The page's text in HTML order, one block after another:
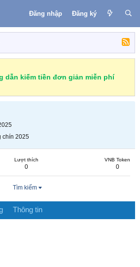
Đăng nhập Đăng ký
dẫn kiếm tiền đơn giản miễn phí
chín 2025
Lượt thích
0
VNB Token
0
Tìm kiếm
Thông tin